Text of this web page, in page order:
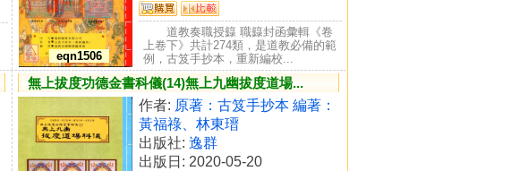
eqn1506
道教奏職授籙 職籙封函彙輯《卷
上卷下》共計274類，是道教必備的範
例，古笈手抄本，重新編校...
無上拔度功德金書科儀(14)無上九幽拔度道場...
作者: 原著：古笈手抄本 編著：
黃福祿、林東瑨
出版社: 逸群
出版日: 2020-05-20